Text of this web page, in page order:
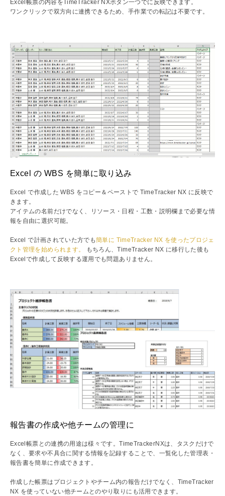
Excel帳票の内容をTimeTracker NXボタン一つでに反映できます。
ワンクリックで双方向に連携できるため、手作業での転記は不要です。
Excel の WBS を簡単に取り込み
Excel で作成した WBS をコピー＆ペーストで TimeTracker NX に反映で
きます。
アイテムの名前だけでなく、リソース・日程・工数・説明欄まで必要な情
報を自由に選択可能。
Excel で計画されていた方でも簡単に TimeTracker NX を使ったプロジェ
クト管理を始められます。
もちろん、TimeTracker NX に移行した後も
Excelで作成して反映する運用でも問題ありません。
報告書の作成や他チームの管理に
Excel帳票との連携の用途は様々です。TimeTrackerNXは、タスクだけで
なく、要求や不具合に関する情報を記録することで、一覧化した管理表・
報告書を簡単に作成できます。
作成した帳票はプロジェクトやチーム内の報告だけでなく、TimeTracker
NX を使っていない他チームとのやり取りにも活用できます。